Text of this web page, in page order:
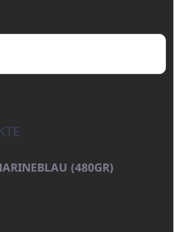
(480GR)